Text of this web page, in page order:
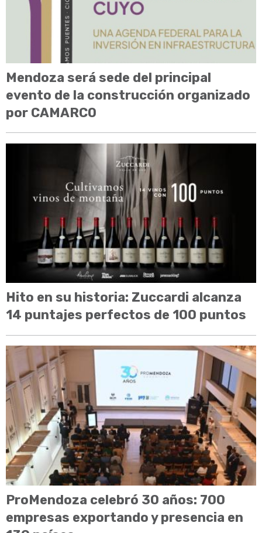
Mendoza será sede del principal
evento de la construcción organizado
por CAMARCO
Hito en su historia: Zuccardi alcanza
14 puntajes perfectos de 100 puntos
ProMendoza celebró 30 años: 700
empresas exportando y presencia en